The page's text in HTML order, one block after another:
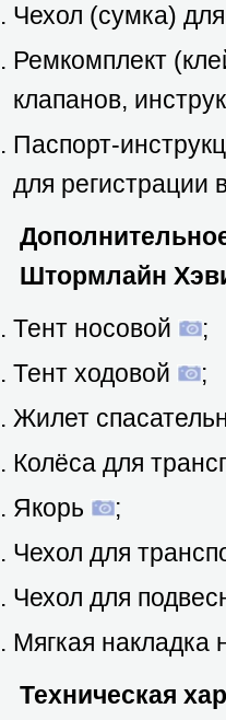
Чехол (сумка)
Ремкомплект
клапанов,
Паспорт-
для регистрации
Штормлайн
Тент носовой
;
Тент ходовой
;
Жилет
Колёса для
Якорь
;
Чехол для
Чехол для
Мягкая накладка
Техническая